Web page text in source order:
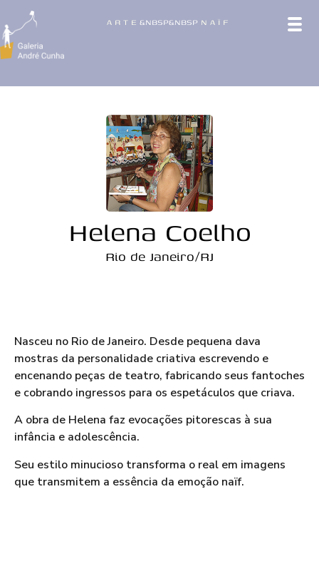
A R T E &NBSP&NBSP N A Ï F
Helena Coelho
Rio de Janeiro/RJ
Nasceu no Rio de Janeiro. Desde pequena dava
mostras da personalidade criativa escrevendo e
encenando peças de teatro, fabricando seus fantoches
e cobrando ingressos para os espetáculos que criava.
A obra de Helena faz evocações pitorescas à sua
infância e adolescência.
Seu estilo minucioso transforma o real em imagens
que transmitem a essência da emoção naïf.